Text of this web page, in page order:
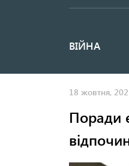
Основная
ВІЙНА
18 жовтня,
Поради